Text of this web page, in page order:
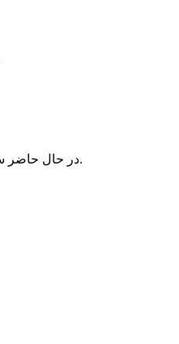
در حال حاضر سبد خرید شما خالی می‌باشد.